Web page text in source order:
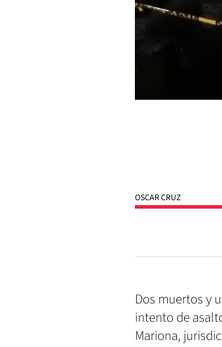
OSCAR CRUZ
Dos muertos y
intento de
Mariona,